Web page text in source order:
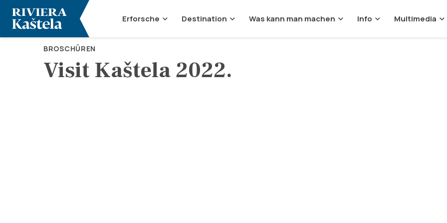
Erforsche Destination Was kann man machen Info Multimedia
BROSCHÜREN
Visit Kaštela 2022.